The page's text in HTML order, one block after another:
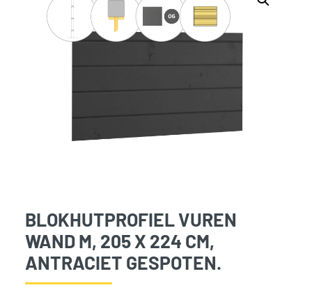
BLOKHUTPROFIEL VUREN
WAND M, 205 X 224 CM,
ANTRACIET GESPOTEN.